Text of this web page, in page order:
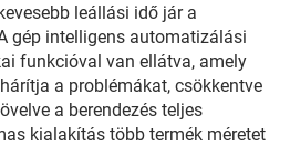
leállási idő jár a
gép intelligens automatizálási
funkcióval van ellátva, amely
a problémákat, csökkentve
a berendezés teljes
kialakítás több termék méretet